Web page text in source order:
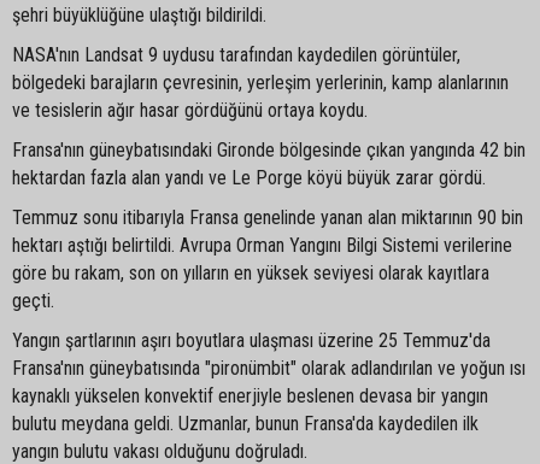
şehri büyüklüğüne ulaştığı bildirildi.
NASA'nın Landsat 9 uydusu tarafından kaydedilen görüntüler,
bölgedeki barajların çevresinin, yerleşim yerlerinin, kamp alanlarının
ve tesislerin ağır hasar gördüğünü ortaya koydu.
Fransa'nın güneybatısındaki Gironde bölgesinde çıkan yangında 42 bin
hektardan fazla alan yandı ve Le Porge köyü büyük zarar gördü.
Temmuz sonu itibarıyla Fransa genelinde yanan alan miktarının 90 bin
hektarı aştığı belirtildi. Avrupa Orman Yangını Bilgi Sistemi verilerine
göre bu rakam, son on yılların en yüksek seviyesi olarak kayıtlara
geçti.
Yangın şartlarının aşırı boyutlara ulaşması üzerine 25 Temmuz'da
Fransa'nın güneybatısında "pironümbit" olarak adlandırılan ve yoğun ısı
kaynaklı yükselen konvektif enerjiyle beslenen devasa bir yangın
bulutu meydana geldi. Uzmanlar, bunun Fransa'da kaydedilen ilk
yangın bulutu vakası olduğunu doğruladı.